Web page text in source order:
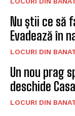
Nu știi ce să
Evadează în
LOCURI DIN
Un nou prag
deschide
LOCURI DIN